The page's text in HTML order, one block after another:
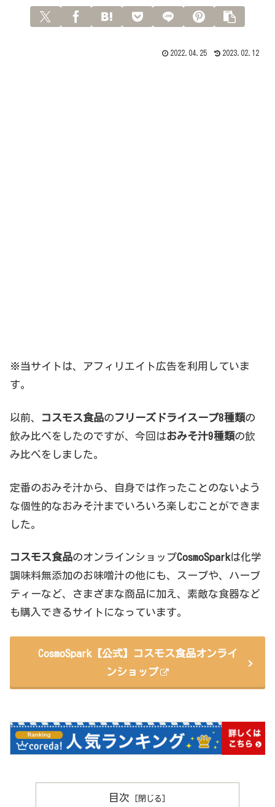
2022.04.25 2023.02.12
※当サイトは、アフィリエイト広告を利用していま
す。
以前、 コスモス食品のフリーズドライスープ8種類の
飲み比べをしたのですが、今回はおみそ汁9種類の飲
み比べをしました。
定番のおみそ汁から、自身では作ったことのないよう
な個性的なおみそ汁までいろいろ楽しむことができま
した。
コスモス食品のオンラインショップCosmoSparkは化学
調味料無添加のお味噌汁の他にも、スープや、ハーブ
ティーなど、さまざまな商品に加え、素敵な食器など
も購入できるサイトになっています。
CosmoSpark【公式】コスモス食品オンライ
ンショップ
目次